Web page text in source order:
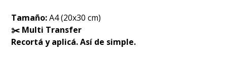
Tamaño:A4 (20x30 cm)
✂️ Multi Transfer
Recortá y aplicá. Así de simple.